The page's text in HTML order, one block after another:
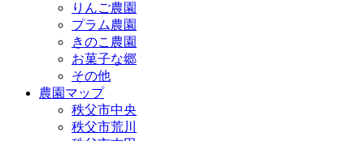
りんご農園
プラム農園
きのこ農園
お菓子な郷
その他
農園マップ
秩父市中央
秩父市荒川